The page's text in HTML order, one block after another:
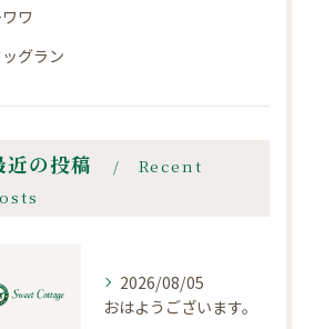
ワ
ッグラン
近の投稿
Recent
2026/08/05
おはようございます。